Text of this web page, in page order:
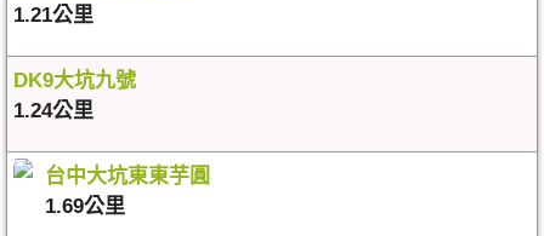
1.21公里
DK9大坑九號
1.24公里
台中大坑東東芋圓
1.69公里